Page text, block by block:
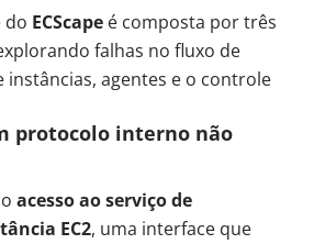
do ECScape é composta por três
falhas no fluxo de
instâncias, agentes e o controle
protocolo interno não
acesso ao serviço de
EC2, uma interface que